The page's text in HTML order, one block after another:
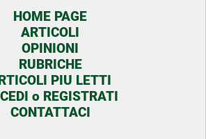
HOME PAGE
ARTICOLI
OPINIONI
RUBRICHE
PIU LETTI
o REGISTRATI
CONTATTACI